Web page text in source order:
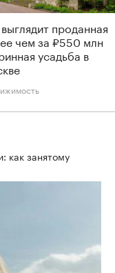
проданная
чем за ₽550 млн
усадьба в
как занятому